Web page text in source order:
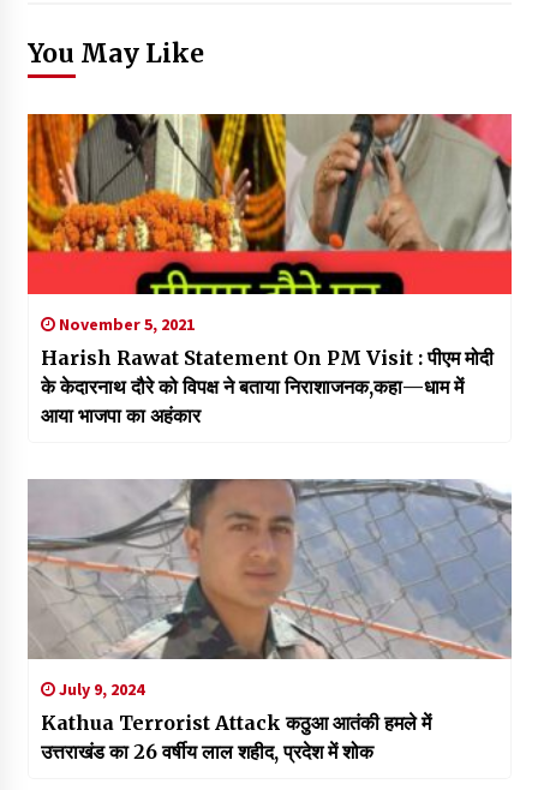
You May Like
November 5, 2021
Harish Rawat Statement On PM Visit : पीएम मोदी
के केदारना​थ दौरे को विपक्ष ने बताया निराशाजनक,कहा—धाम में
आया भाजपा का अहंकार
July 9, 2024
Kathua Terrorist Attack कठुआ आतंकी हमले में
उत्तराखंड का 26 वर्षीय लाल शहीद, प्रदेश में शोक